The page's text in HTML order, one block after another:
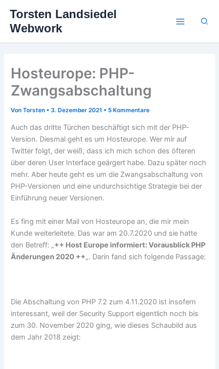
Inhalt
springen
Torsten Landsiedel
Webwork
Hosteurope: PHP-
Zwangsabschaltung
VonTorsten •3. Dezember 2021 • 5 Kommentare
Auch das dritte Türchen beschäftigt sich mit der PHP-
Version. Diesmal geht es um Hosteurope. Wer mir auf
Twitter folgt, der weiß, dass ich mich schon des öfteren
über deren User Interface geärgert habe. Dazu später noch
mehr. Aber heute geht es um die Zwangsabschaltung von
PHP-Versionen und eine undurchsichtige Strategie bei der
Einführung neuer Versionen.
Es fing mit einer Mail von Hosteurope an, die mir mein
Kunde weiterleitete. Das war am 20.7.2020 und sie hatte
den Betreff: „++ Host Europe informiert: Vorausblick PHP
Änderungen 2020 ++„. Darin fand sich folgende Passage:
Die Abschaltung von PHP 7.2 zum 4.11.2020 ist insofern
interessant, weil der Security Support eigentlich noch bis
zum 30. November 2020 ging, wie dieses Schaubild aus
dem Jahr 2018 zeigt: